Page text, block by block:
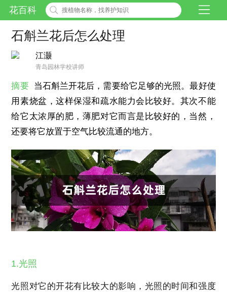
花百科
石斛兰花后怎么处理
江灏
青岛园林学校讲师
摘要 当石斛兰开花后，需要给它足够的光照。最好使
用素烧盆，这样保湿和疏水能力会比较好。其次不能
给它太浓厚的肥，薄肥对它而言是比较好的，当然，
还要将它放置于空气比较流通的地方。
1.光照
光照对它的开花有比较大的影响，光照的时间和强度